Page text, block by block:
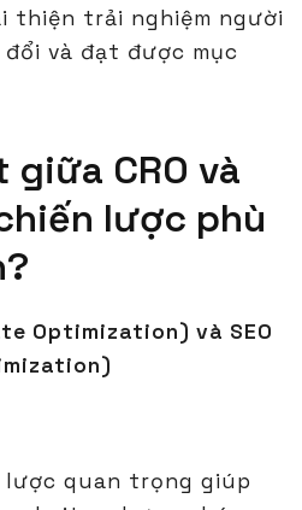
thiện trải nghiệm người
và đạt được mục
CRO và
lược phù
Optimization) và SEO
lược quan trọng giúp